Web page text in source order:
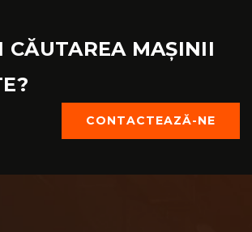
CĂUTAREA MAȘINII
CONTACTEAZĂ-NE